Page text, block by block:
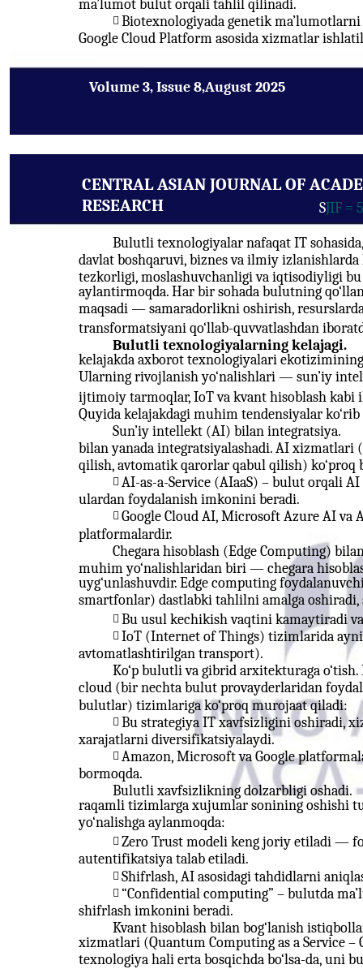
Volume 3, Issue 8,August 2025
ma’lumot bulut orqali tahlil qilinadi.
 Biotexnologiyada genetik
Google Cloud Platform asosida xizmatlar
CENTRAL ASIAN JOURNAL OF
RESEARCH
SJIF =
Bulutli texnologiyalar nafaqat IT
davlat boshqaruvi, biznes va ilmiy
tezkorligi, moslashuvchanligi va iqtisodiyligi
aylantirmoqda. Har bir sohada bulutning
maqsadi — samaradorlikni oshirish,
transformatsiyani qo‘llab-quvvatlashdan
Bulutli texnologiyalarning kelajagi.
kelajakda axborot texnologiyalari
Ularning rivojlanish yo‘nalishlari — sun’iy
ijtimoiy tarmoqlar, IoT va kvant hisoblash kabi
Quyida kelajakdagi muhim tendensiyalar
Sun’iy intellekt (AI) bilan integratsiya.
bilan yanada integratsiyalashadi. AI
qilish, avtomatik qarorlar qabul qilish) ko‘proq
 AI-as-a-Service (AIaaS) – bulut orqali
ulardan foydalanish imkonini beradi.
 Google Cloud AI, Microsoft Azure AI va
platformalardir.
Chegara hisoblash (Edge Computing)
muhim yo‘nalishlaridan biri — chegara
uyg‘unlashuvdir. Edge computing
smartfonlar) dastlabki tahlilni amalga
 Bu usul kechikish vaqtini kamaytiradi
 IoT (Internet of Things) tizimlarida
avtomatlashtirilgan transport).
Ko‘p bulutli va gibrid arxitekturaga
cloud (bir nechta bulut provayderlaridan
bulutlar) tizimlariga ko‘proq murojaat qiladi:
 Bu strategiya IT xavfsizligini oshiradi,
xarajatlarni diversifikatsiyalaydi.
 Amazon, Microsoft va Google
bormoqda.
Bulutli xavfsizlikning dolzarbligi oshadi.
raqamli tizimlarga xujumlar sonining oshishi
yo‘nalishga aylanmoqda:
 Zero Trust modeli keng joriy etiladi —
autentifikatsiya talab etiladi.
 Shifrlash, AI asosidagi tahdidlarni
 “Confidential computing” – bulutda
shifrlash imkonini beradi.
Kvant hisoblash bilan bog‘lanish
xizmatlari (Quantum Computing as a Service –
texnologiya hali erta bosqichda bo‘lsa-da, uni